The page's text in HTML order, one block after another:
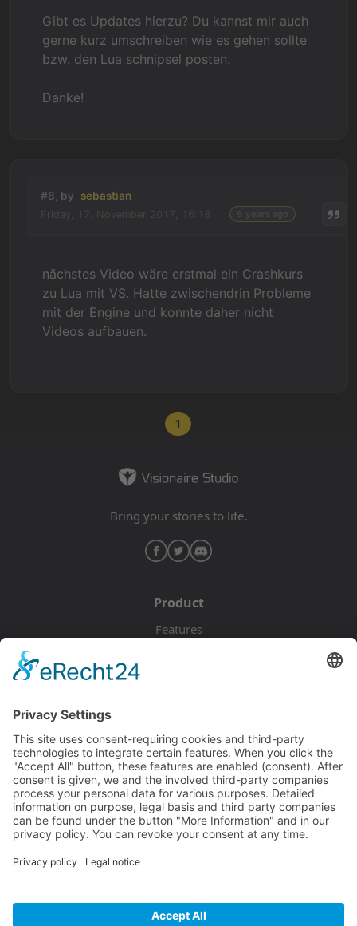
Gibt es Updates hierzu? Du kannst mir auch
gerne kurz umschreiben wie es gehen sollte
bzw. den Lua schnipsel posten.
Danke!
#8, by sebastian
nächstes Video wäre erstmal ein Crashkurs
zu Lua mit VS. Hatte zwischendrin Probleme
mit der Engine und konnte daher nicht
Videos aufbauen.
1
Bring your stories to life.
Product
Features
Documentation
Tutorials
Blog
Community
Discord